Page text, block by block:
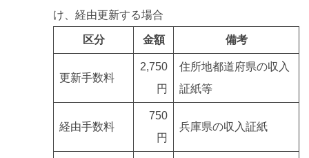
け、経由更新する場合
区分 金額 備考
更新手数料
2,750
円
住所地都道府県の収入
証紙等
経由手数料
750
円
兵庫県の収入証紙